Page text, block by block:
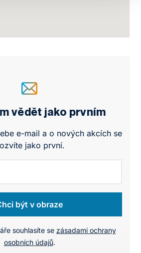
vědět jako prvním
e-mail a o nových akcích se
jako první.
být v obraze
souhlasíte se zásadami ochrany
osobních údajů.